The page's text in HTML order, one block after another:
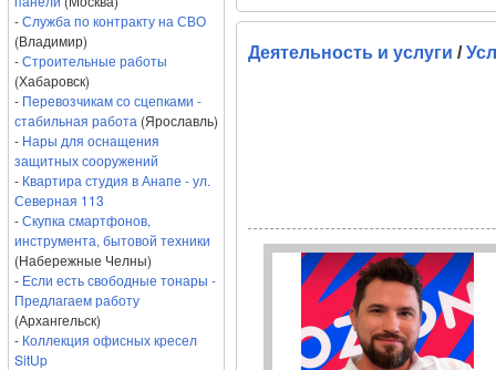
-Служба по контракту на СВО
(Владимир)
-Строительные работы
(Хабаровск)
- Перевозчикам со сцепками -
стабильная работа (Ярославль)
- Нары для оснащения
защитных сооружений
- Квартира студия в Анапе - ул.
Северная 113
-Скупка смартфонов,
инструмента, бытовой техники
(Набережные Челны)
- Если есть свободные тонары -
Предлагаем работу
(Архангельск)
- Коллекция офисных кресел
SitUp
Деятельность и услуги /